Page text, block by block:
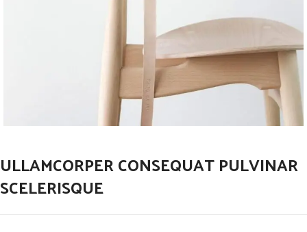
ULLAMCORPER CONSEQUAT PULVINAR
SCELERISQUE